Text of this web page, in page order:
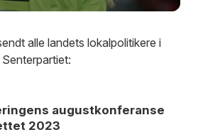
alle landets lokalpolitikere i
augustkonferanse
2023